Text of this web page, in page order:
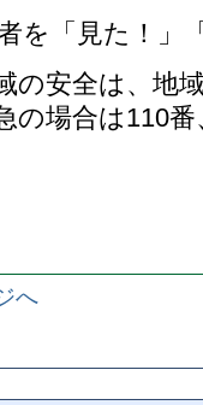
を「見た！」
の安全は、地
の場合は110
へ